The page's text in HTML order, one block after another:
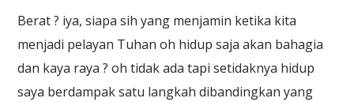
Berat ? iya, siapa sih yang menjamin ketika kita
menjadi pelayan Tuhan oh hidup saja akan bahagia
dan kaya raya ? oh tidak ada tapi setidaknya hidup
saya berdampak satu langkah dibandingkan yang